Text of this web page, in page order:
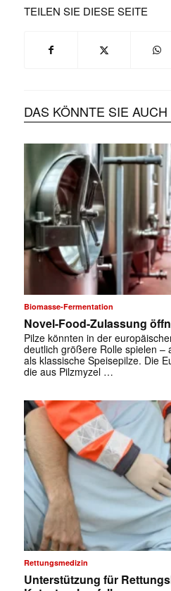
TEILEN SIE DIESE SEITE
DAS KÖNNTE SIE
Biomasse-Fermentation
Novel-Food-Zulassung
Pilze könnten in der
deutlich größere Rolle spielen –
als klassische Speisepilze. Die
die aus Pilzmyzel …
Rettungsmedizin
Unterstützung für